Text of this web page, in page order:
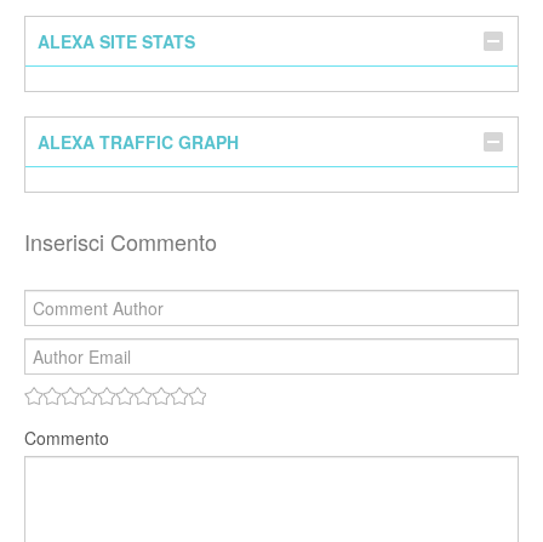
ALEXA SITE STATS
ALEXA TRAFFIC GRAPH
Inserisci Commento
Commento